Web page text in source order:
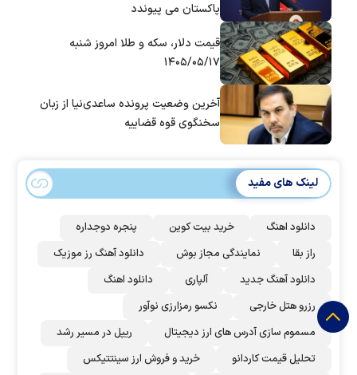
پاکستان می پیوندد
قیمت دلار، سکه و طلا امروز شنبه
۱۴۰۵/۰۵/۱۷
آخرین وضعیت پرونده ساعدی‌نیا از زبان
سخنگوی قوه قضاییه
لینک های مفید
دانلود اهنگ خرید بیت کوین
پنجره دوجداره
راز بقا
نمایندگی مجاز بوش
دانلود آهنگ رز‌ موزیک
دانلود آهنگ جدید
آلپاری
دانلود اهنگ
رزرو هتل خارجی
نکسو رمزارزی نوآور
مسموم سازی آدرس های ارز دیجیتال
ریپل در مسیر رشد
تحلیل قیمت کاردانو
خرید و فروش ارز سینتتیکس